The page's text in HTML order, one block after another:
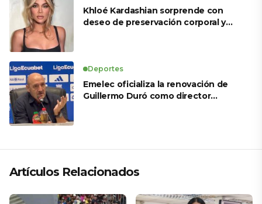
Khloé Kardashian sorprende con
deseo de preservación corporal y
Deportes
Emelec oficializa la renovación de
Guillermo Duró como director
Artículos Relacionados